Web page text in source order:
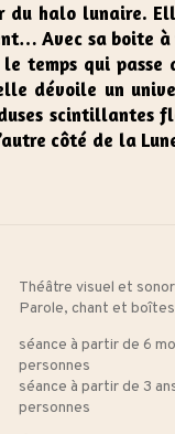
du halo lunaire.
Avec sa boite
temps qui passe
dévoile un
scintillantes
côté de la
Théâtre visuel et
Parole, chant et boîtes
séance à partir de 6
personnes
séance à partir de 3
personnes